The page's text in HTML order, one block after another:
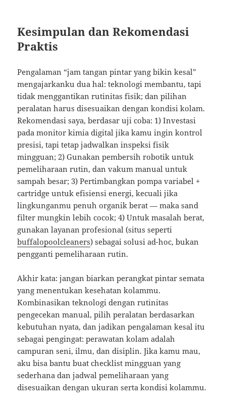
Kesimpulan dan Rekomendasi
Praktis
Pengalaman “jam tangan pintar yang bikin kesal”
mengajarkanku dua hal: teknologi membantu, tapi
tidak menggantikan rutinitas fisik; dan pilihan
peralatan harus disesuaikan dengan kondisi kolam.
Rekomendasi saya, berdasar uji coba: 1) Investasi
pada monitor kimia digital jika kamu ingin kontrol
presisi, tapi tetap jadwalkan inspeksi fisik
mingguan; 2) Gunakan pembersih robotik untuk
pemeliharaan rutin, dan vakum manual untuk
sampah besar; 3) Pertimbangkan pompa variabel +
cartridge untuk efisiensi energi, kecuali jika
lingkunganmu penuh organik berat — maka sand
filter mungkin lebih cocok; 4) Untuk masalah berat,
gunakan layanan profesional (situs seperti
buffalopoolcleaners) sebagai solusi ad-hoc, bukan
pengganti pemeliharaan rutin.
Akhir kata: jangan biarkan perangkat pintar semata
yang menentukan kesehatan kolammu.
Kombinasikan teknologi dengan rutinitas
pengecekan manual, pilih peralatan berdasarkan
kebutuhan nyata, dan jadikan pengalaman kesal itu
sebagai pengingat: perawatan kolam adalah
campuran seni, ilmu, dan disiplin. Jika kamu mau,
aku bisa bantu buat checklist mingguan yang
sederhana dan jadwal pemeliharaan yang
disesuaikan dengan ukuran serta kondisi kolammu.